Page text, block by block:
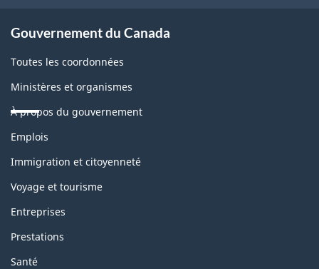
Gouvernement du Canada
Toutes les coordonnées
Ministères et organismes
À propos du gouvernement
Thèmes
sujets
Emplois
Immigration et citoyenneté
Voyage et tourisme
Entreprises
Prestations
Santé